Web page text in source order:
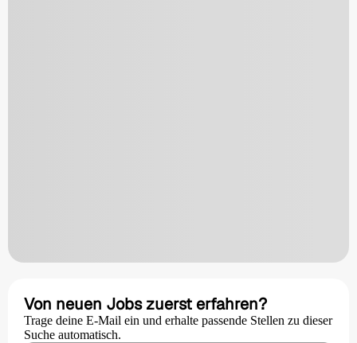
Von neuen Jobs zuerst erfahren?
Trage deine E-Mail ein und erhalte passende Stellen zu dieser
Suche automatisch.